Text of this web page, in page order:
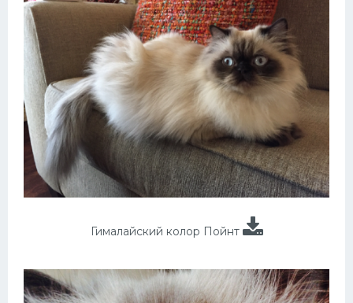
Гималайский колор Пойнт